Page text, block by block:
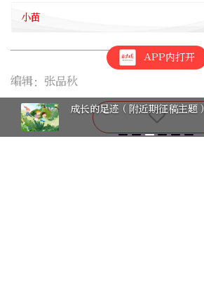
小苗
编辑：张品秋
APP内打开
成长的足迹（附近期征稿主题）